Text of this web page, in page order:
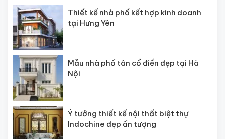
Thiết kế nhà phố kết hợp kinh doanh
tại Hưng Yên
Mẫu nhà phố tân cổ điển đẹp tại Hà
Nội
Ý tưởng thiết kế nội thất biệt thự
Indochine đẹp ấn tượng